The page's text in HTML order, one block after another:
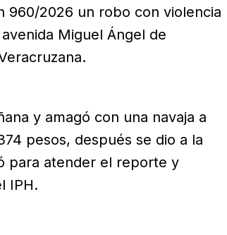
960/2026 un robo con violencia
Miguel Ángel de
y amagó con una navaja a
pesos, después se dio a la
para atender el reporte y
IPH.